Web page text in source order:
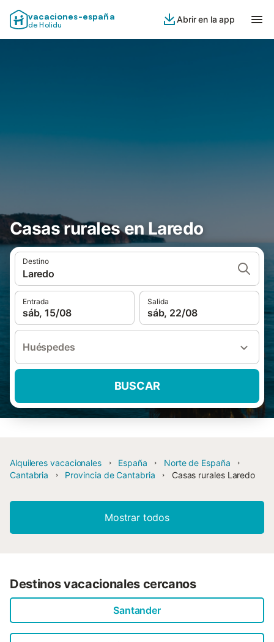
vacaciones-españa
de Holidu
Abrir en la app
Casas rurales en Laredo
Destino
Laredo
Entrada
sáb, 15/08
Salida
sáb, 22/08
Huéspedes
BUSCAR
Alquileres vacacionales España
Norte de España
Cantabria
Provincia de Cantabria Casas rurales Laredo
Mostrar todos
Destinos vacacionales cercanos
Santander